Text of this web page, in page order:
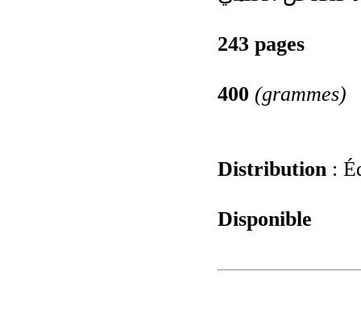
243 pages
400 (grammes)
Distribution :
Disponible